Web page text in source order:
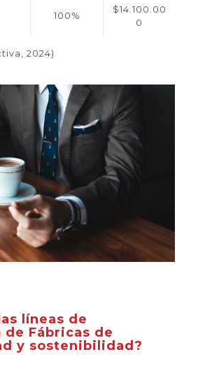
100%
$14.100.00
0
2024)
líneas de
Fábricas de
y sostenibilidad?